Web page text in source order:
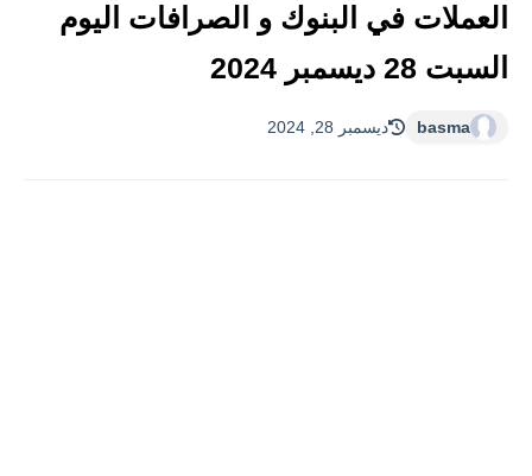
العملات في البنوك و الصرافات اليوم
السبت 28 ديسمبر 2024
basma ديسمبر 28, 2024